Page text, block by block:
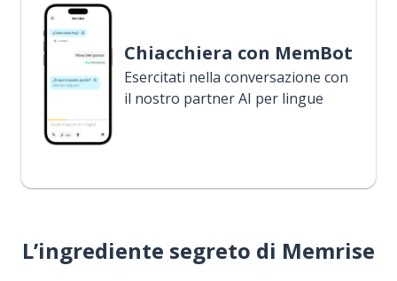
Chiacchiera con MemBot
Esercitati nella conversazione con
il nostro partner AI per lingue
L’ingrediente segreto di Memrise